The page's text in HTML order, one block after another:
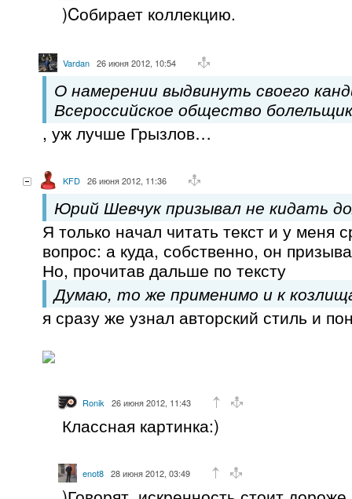
)Cобирает коллекцию.
Vardan 26 июня 2012, 10:54
О намерении выдвинуть своего
Всероссийское общество
, уж лучше Грызлов…
KFD 26 июня 2012, 11:36
Юрий Шевчук призывал не кидать
Я только начал читать текст и у меня
вопрос: а куда, собственно, он
Но, прочитав дальше по тексту
Думаю, то же применимо и к
я сразу же узнал авторский стиль и
Ronik 26 июня 2012, 11:43
Классная картинка:)
enot8 28 июня 2012, 03:49